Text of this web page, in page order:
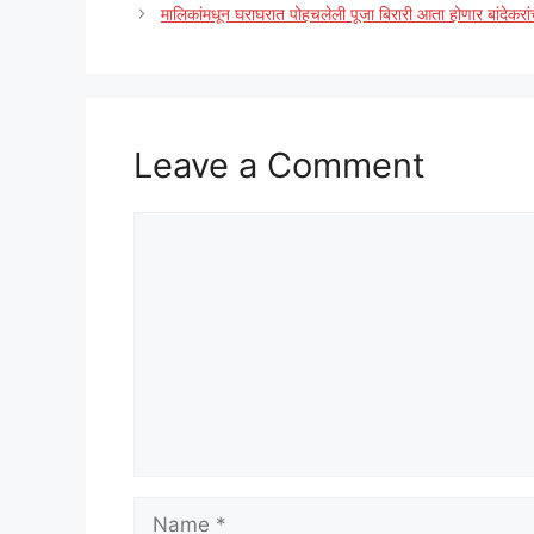
मालिकांमधून घराघरात पोहचलेली पूजा बिरारी आता होणार
Leave a Comment